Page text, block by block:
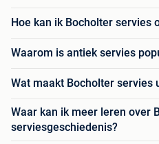
Hoe kan ik Bocholter servies
Waarom is antiek servies
Wat maakt Bocholter servies
Waar kan ik meer leren over
serviesgeschiedenis?